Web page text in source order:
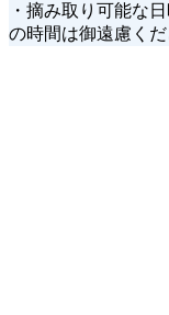
・摘み取り可能な
の時間は御遠慮くだ